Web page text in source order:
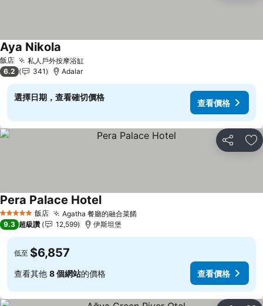
飯店 私人戶外按摩浴缸
Aya Nikola
6.2 341 Adalar
選擇日期，查看確切價格
查看價格
分享 加
5 星級 飯店 Agatha 餐廳的融合菜餚
Pera Palace Hotel
9.3 超級讚 12,599 伊斯坦堡
低至 $6,857
查看其他 8 個網站的價格 查看價格